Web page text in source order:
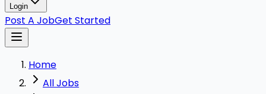
Login
Post A JobGet Started
Home
All Jobs